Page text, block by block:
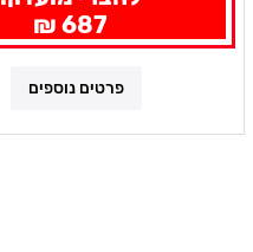
687 ₪
פרטים נוספים